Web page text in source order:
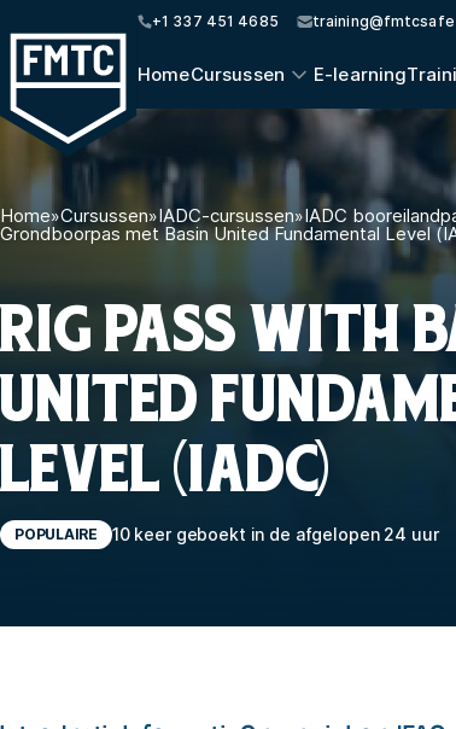
+1 337 451 4685
HomeCursussen E-learning
Home»Cursussen»IADC-cursussen»IADC
Grondboorpas met Basin United Fundamental Level
RIG PASS WITH
UNITED
LEVEL (IADC)
POPULAIRE 10 keer geboekt in de afgelopen 24 uur